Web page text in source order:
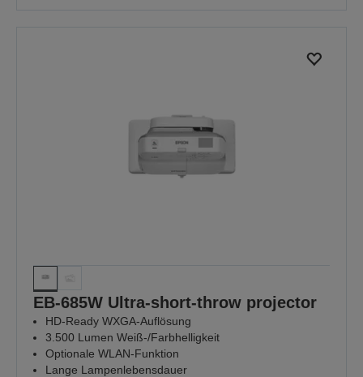
EB-685W Ultra-short-throw projector
HD-Ready WXGA-Auflösung
3.500 Lumen Weiß-/Farbhelligkeit
Optionale WLAN-Funktion
Lange Lampenlebensdauer